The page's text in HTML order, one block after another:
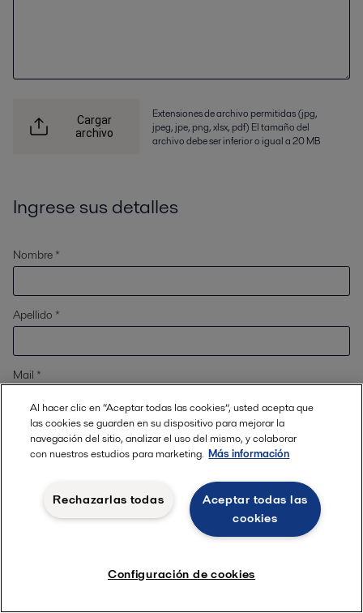
Cargar
archivo
Extensiones de archivo permitidas (jpg,
jpeg, jpe, png, xlsx, pdf) El tamaño del
archivo debe ser inferior o igual a 20 MB
Ingrese sus detalles
Nombre *
Apellido *
Mail *
Ubicación*
Teléfono
Al hacer clic en “Aceptar todas las cookies”, usted acepta que
las cookies se guarden en su dispositivo para mejorar la
navegación del sitio, analizar el uso del mismo, y colaborar
con nuestros estudios para marketing. Más información
Aceptar todas las
cookies
Rechazarlas todas
Configuración de cookies